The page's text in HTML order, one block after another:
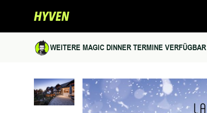
WEITERE MAGIC DINNER TERMINE VERFÜGBAR